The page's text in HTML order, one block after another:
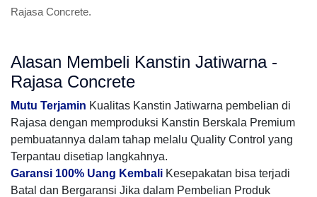
Rajasa Concrete.
Alasan Membeli Kanstin Jatiwarna -
Rajasa Concrete
Mutu Terjamin Kualitas Kanstin Jatiwarna pembelian di
Rajasa dengan memproduksi Kanstin Berskala Premium
pembuatannya dalam tahap melalu Quality Control yang
Terpantau disetiap langkahnya.
Garansi 100% Uang Kembali Kesepakatan bisa terjadi
Batal dan Bergaransi Jika dalam Pembelian Produk